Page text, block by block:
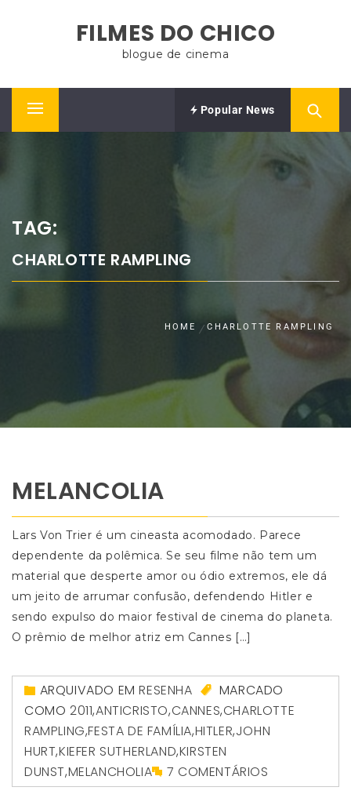
FILMES DO CHICO
blogue de cinema
Primary
Popular News
TAG:
CHARLOTTE RAMPLING
HOME CHARLOTTE RAMPLING
MELANCOLIA
Lars Von Trier é um cineasta acomodado. Parece
dependente da polêmica. Se seu filme não tem um
material que desperte amor ou ódio extremos, ele dá
um jeito de arrumar confusão, defendendo Hitler e
sendo expulso do maior festival de cinema do planeta.
O prêmio de melhor atriz em Cannes […]
ARQUIVADO EMRESENHA
MARCADO
COMO 2011,ANTICRISTO,CANNES,CHARLOTTE
RAMPLING,FESTA DE FAMÍLIA,HITLER,JOHN
HURT,KIEFER SUTHERLAND,KIRSTEN
DUNST,MELANCHOLIA 7 COMENTÁRIOS